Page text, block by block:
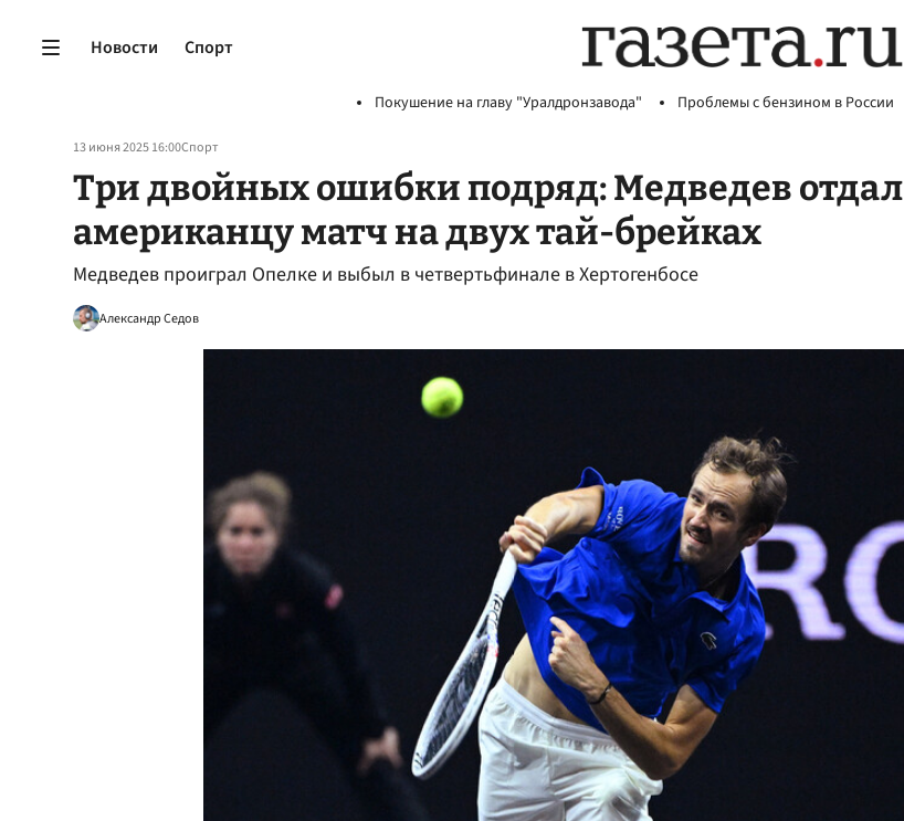
Новости Спорт
Покушение на главу "Уралдронзавода" Проблемы с бензином в России
13 июня 2025 16:00Спорт
Три двойных ошибки подряд: Медведев отдал
американцу матч на двух тай-брейках
Медведев проиграл Опелке и выбыл в четвертьфинале в Хертогенбосе
Александр Седов